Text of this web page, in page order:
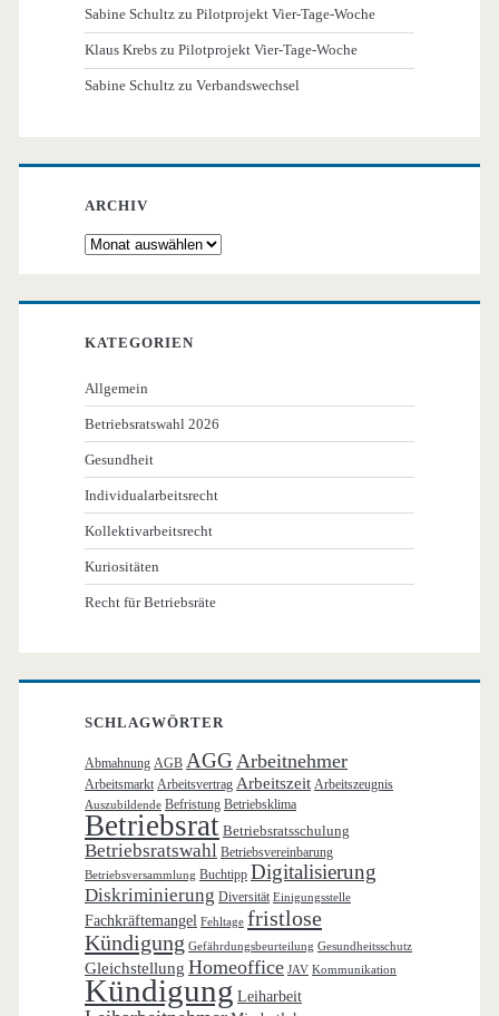
Sabine Schultz zuPilotprojekt Vier-Tage-Woche
Klaus Krebs zuPilotprojekt Vier-Tage-Woche
Sabine Schultz zuVerbandswechsel
ARCHIV
Archiv
KATEGORIEN
Allgemein
Betriebsratswahl 2026
Gesundheit
Individualarbeitsrecht
Kollektivarbeitsrecht
Kuriositäten
Recht für Betriebsräte
SCHLAGWÖRTER
Abmahnung AGB AGG Arbeitnehmer
Arbeitsmarkt Arbeitsvertrag Arbeitszeit Arbeitszeugnis
Auszubildende Befristung Betriebsklima
Betriebsrat Betriebsratsschulung
Betriebsratswahl Betriebsvereinbarung
Betriebsversammlung Buchtipp Digitalisierung
Diskriminierung Diversität Einigungsstelle
Fachkräftemangel Fehltage fristlose
Kündigung Gefährdungsbeurteilung Gesundheitsschutz
Gleichstellung Homeoffice JAV Kommunikation
Kündigung Leiharbeit